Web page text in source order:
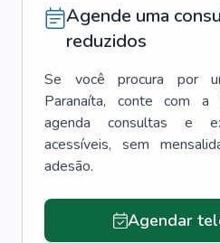
Agende uma
reduzidos
Se você procura por
Paranaíta, conte com a
agenda consultas e
acessíveis, sem
adesão.
Agendar